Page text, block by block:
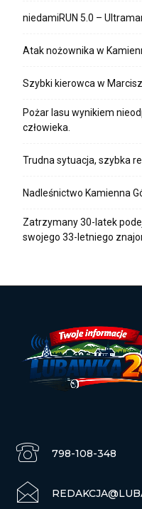
niedamiRUN 5.0 –
Atak nożownika w
Szybki kierowca w
Pożar lasu wynikiem
człowieka.
Trudna sytuacja, szybka
Nadleśnictwo Kamienna
Zatrzymany 30-latek
swojego 33-letniego
798-108-348